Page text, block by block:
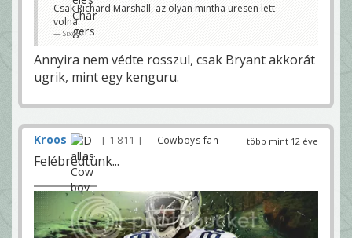
Csak Richard Marshall, az olyan mintha üresen lett
volna.
Sixo67
Annyira nem védte rosszul, csak Bryant akkorát
ugrik, mint egy kenguru.
több mint 12 éve
Kroos 1 811 — Cowboys fan
Felébredtünk...